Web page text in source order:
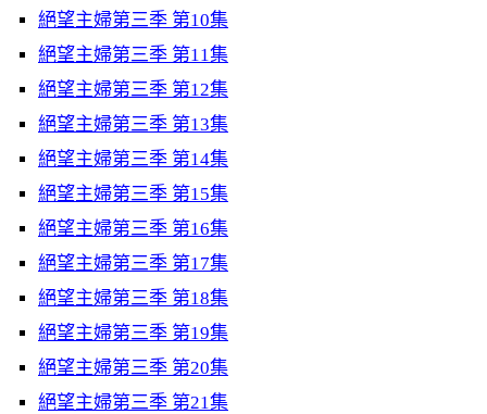
絕望主婦第三季 第10集
絕望主婦第三季 第11集
絕望主婦第三季 第12集
絕望主婦第三季 第13集
絕望主婦第三季 第14集
絕望主婦第三季 第15集
絕望主婦第三季 第16集
絕望主婦第三季 第17集
絕望主婦第三季 第18集
絕望主婦第三季 第19集
絕望主婦第三季 第20集
絕望主婦第三季 第21集